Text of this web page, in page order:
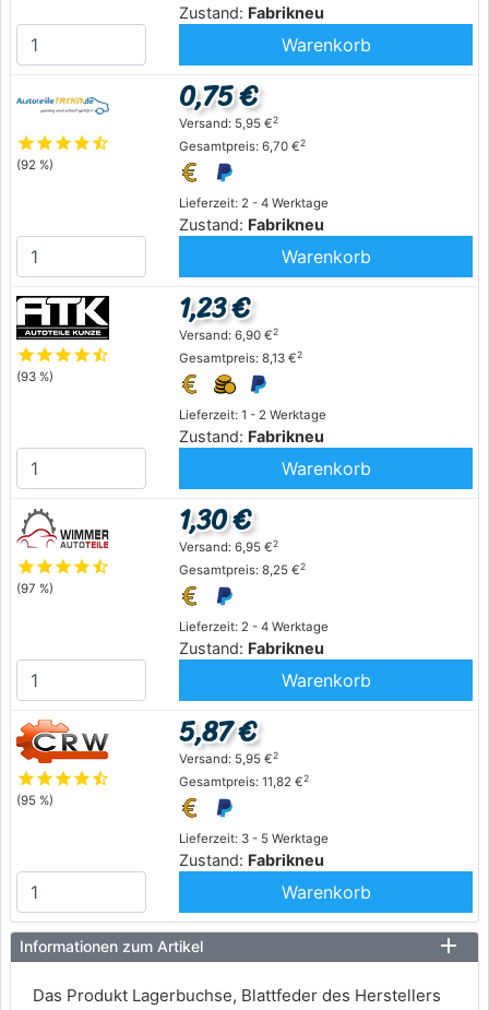
Zustand: Fabrikneu
Warenkorb
starstarstarstarstar_half
(92 %)
Lieferzeit: 2 - 4 Werktage
Zustand: Fabrikneu
0,75 €
Versand: 5,95 €2
Gesamtpreis: 6,70 €2
Warenkorb
starstarstarstarstar_half
(93 %)
Lieferzeit: 1 - 2 Werktage
Zustand: Fabrikneu
1,23 €
Versand: 6,90 €2
Gesamtpreis: 8,13 €2
Warenkorb
starstarstarstarstar_half
(97 %)
Lieferzeit: 2 - 4 Werktage
Zustand: Fabrikneu
1,30 €
Versand: 6,95 €2
Gesamtpreis: 8,25 €2
Warenkorb
starstarstarstarstar_half
(95 %)
Lieferzeit: 3 - 5 Werktage
Zustand: Fabrikneu
5,87 €
Versand: 5,95 €2
Gesamtpreis: 11,82 €2
Warenkorb
Informationen zum Artikel
Das Produkt Lagerbuchse, Blattfeder des Herstellers